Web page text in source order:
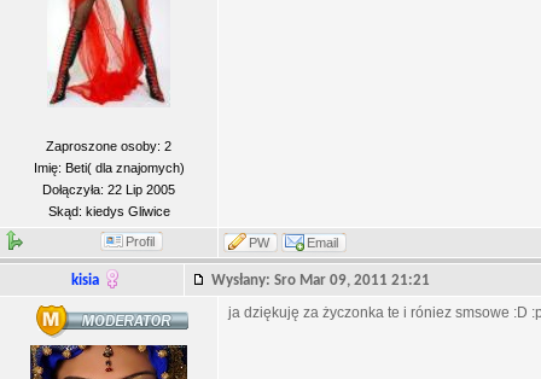
Zaproszone osoby: 2
Imię: Beti( dla znajomych)
Dołączyła: 22 Lip 2005
Skąd: kiedys Gliwice
Profil PW Email
kisia Wysłany: Sro Mar 09, 2011 21:21
ja dziękuję za życzonka te i róniez smsowe :D